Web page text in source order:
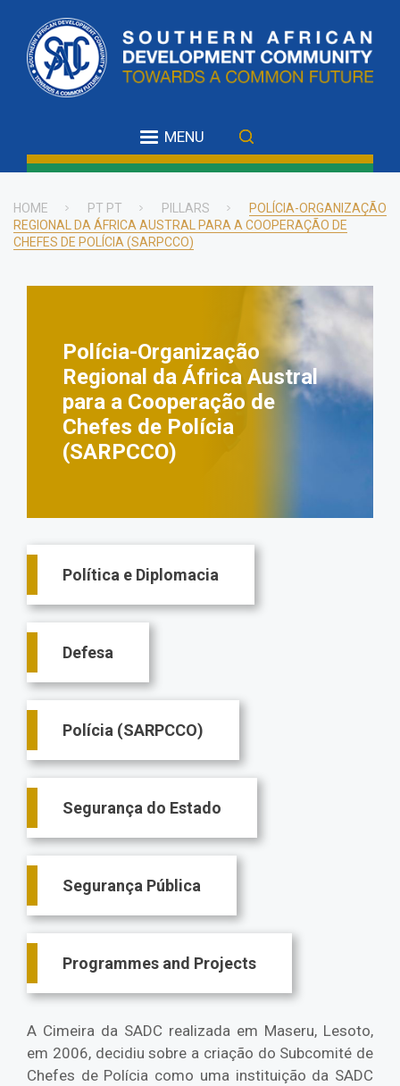
main
content
MENU
Breadcrumb
HOME PT PT PILLARS
POLÍCIA-ORGANIZAÇÃO
REGIONAL DA ÁFRICA AUSTRAL PARA A COOPERAÇÃO DE
CHEFES DE POLÍCIA (SARPCCO)
Polícia-Organização
Regional da África Austral
para a Cooperação de
Chefes de Polícia
(SARPCCO)
Main
navigation
Política e Diplomacia
Defesa
Polícia (SARPCCO)
Segurança do Estado
Segurança Pública
Programmes and Projects
A Cimeira da SADC realizada em Maseru, Lesoto,
em 2006, decidiu sobre a criação do Subcomité de
Chefes de Polícia como uma instituição da SADC